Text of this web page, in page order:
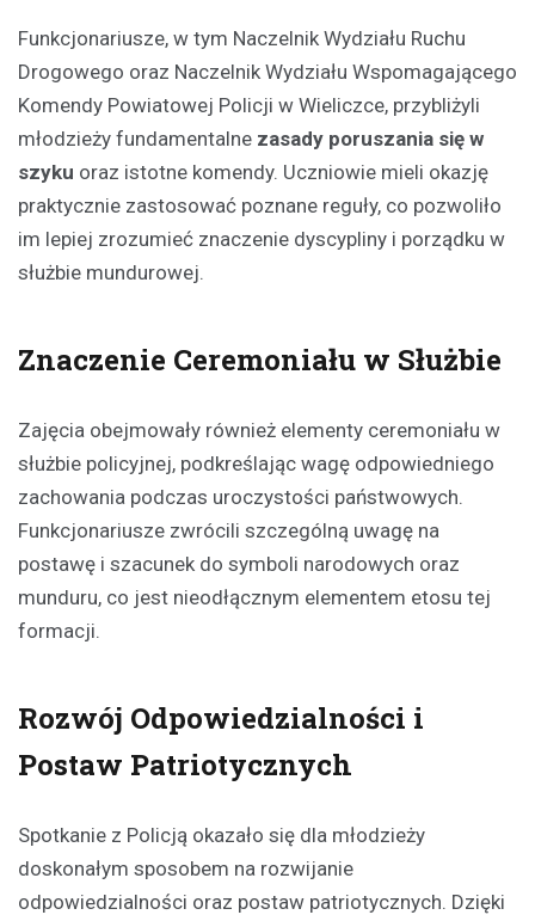
Funkcjonariusze, w tym Naczelnik Wydziału Ruchu
Drogowego oraz Naczelnik Wydziału Wspomagającego
Komendy Powiatowej Policji w Wieliczce, przybliżyli
młodzieży fundamentalne zasady poruszania się w
szyku oraz istotne komendy. Uczniowie mieli okazję
praktycznie zastosować poznane reguły, co pozwoliło
im lepiej zrozumieć znaczenie dyscypliny i porządku w
służbie mundurowej.
Znaczenie Ceremoniału w Służbie
Zajęcia obejmowały również elementy ceremoniału w
służbie policyjnej, podkreślając wagę odpowiedniego
zachowania podczas uroczystości państwowych.
Funkcjonariusze zwrócili szczególną uwagę na
postawę i szacunek do symboli narodowych oraz
munduru, co jest nieodłącznym elementem etosu tej
formacji.
Rozwój Odpowiedzialności i
Postaw Patriotycznych
Spotkanie z Policją okazało się dla młodzieży
doskonałym sposobem na rozwijanie
odpowiedzialności oraz postaw patriotycznych. Dzięki